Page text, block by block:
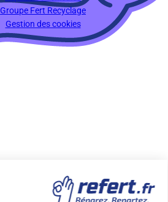
Groupe Fert Recyclage
Gestion des cookies